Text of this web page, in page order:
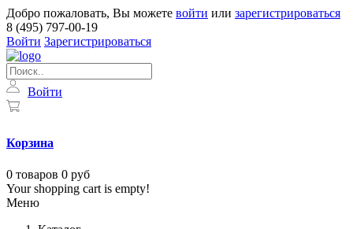
Добро пожаловать, Вы можете войти или зарегистрироваться
8 (495) 797-00-19
Войти Зарегистрироваться
Войти
Корзина
0 товаров 0 руб
Your shopping cart is empty!
Меню